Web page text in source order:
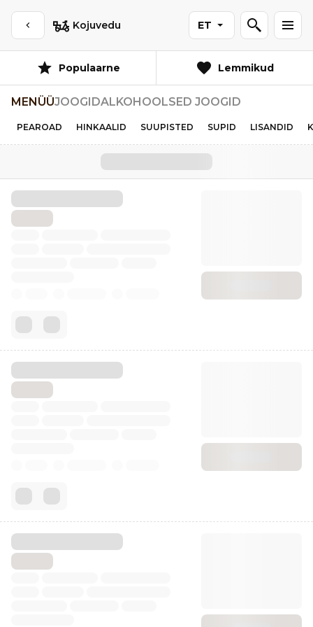
Kojuvedu ET
Populaarne Lemmikud
MENÜÜJOOGIDALKOHOOLSED JOOGID
PEAROAD HINKAALID SUUPISTED SUPID LISANDID